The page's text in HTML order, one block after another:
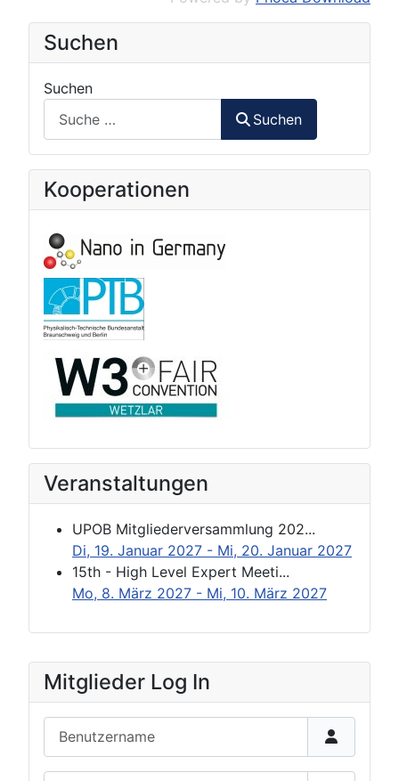
Mitglieder Log In
Suchen
Suchen
Suchen
Kooperationen
Veranstaltungen
UPOB Mitgliederversammlung 202...
Di, 19. Januar 2027 - Mi, 20. Januar 2027
15th - High Level Expert Meeti...
Mo, 8. März 2027 - Mi, 10. März 2027